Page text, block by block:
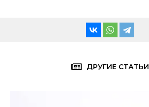
ДРУГИЕ СТАТЬИ